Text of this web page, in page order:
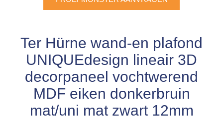
Gevelbekleding Fazawood
Gevelbekleding Woodritch
Gevelbekleding sioo:x & radiata-pine vulcan concept
Scheepsbodem vloeren o.a. laminaat &
Ondervloeren/toebehoren voor laminaat & lamel en
fineerparket
Ondervloeren/toebehoren voor SPC vinyl vloeren
Plinten
Lijstwerk & Profielen en toebehoren
Ter Hürne wand-en plafond
UNIQUEdesign lineair 3D
decorpaneel vochtwerend
MDF eiken donkerbruin
mat/uni mat zwart 12mm